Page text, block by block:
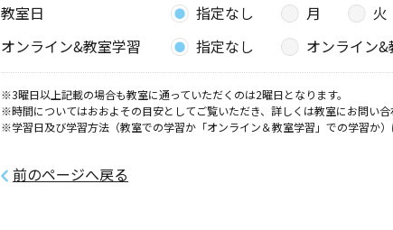
0歳～高校生
北海道旭川市東光十九条８丁目３－１０
神楽岡南教室
月 火 水 木 金 土
日
0歳～高校生
北海道旭川市神楽五条１４丁目１－２０ 第二白
教室日
指定なし 月 火
オンライン&教室学習
指定なし オンライン
※3曜日以上記載の場合も教室に通っていただくのは2曜日となります。
※時間についてはおおよその目安としてご覧いただき、詳しくは教室にお問い
※学習日及び学習方法（教室での学習か「オンライン＆教室学習」での学習か
前のページへ戻る